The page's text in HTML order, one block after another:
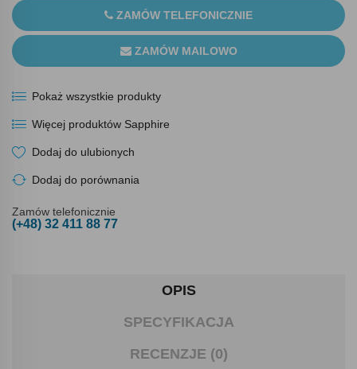
ZAMÓW TELEFONICZNIE
ZAMÓW MAILOWO
Pokaż wszystkie produkty
Więcej produktów Sapphire
Dodaj do ulubionych
Dodaj do porównania
Zamów telefonicznie
(+48) 32 411 88 77
OPIS
SPECYFIKACJA
RECENZJE (0)